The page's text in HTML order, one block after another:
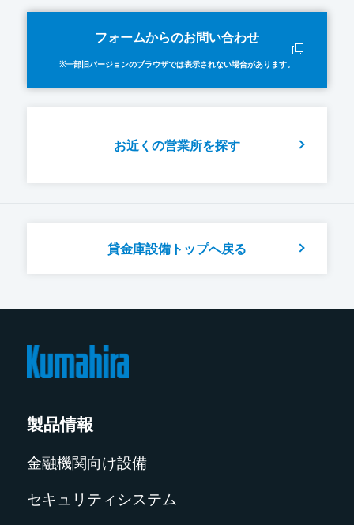
フォームからのお問い合わせ
※一部旧バージョンのブラウザでは表示されない場合があります。
お近くの営業所を探す
貸金庫設備トップへ戻る
製品情報
金融機関向け設備
セキュリティシステム